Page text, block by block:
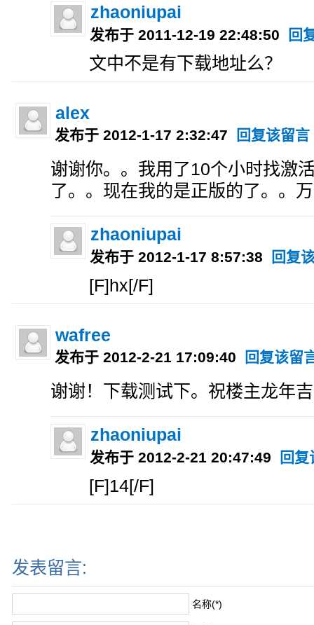
zhaoniupai
发布于 2011-12-19 22:48:50 回
文中不是有下载地址么？
alex
发布于 2012-1-17 2:32:47 回复该留言
谢谢你。。我用了10个小时找激
了。。现在我的是正版的了。。
zhaoniupai
发布于 2012-1-17 8:57:38 回复
[F]hx[/F]
wafree
发布于 2012-2-21 17:09:40 回复该留
谢谢！下载测试下。祝楼主龙年
zhaoniupai
发布于 2012-2-21 20:47:49 回
[F]14[/F]
发表留言:
名称(*)